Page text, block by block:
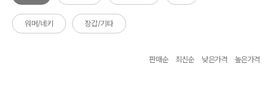
워머/네키 장갑/기타
판매순 최신순 낮은가격 높은가격